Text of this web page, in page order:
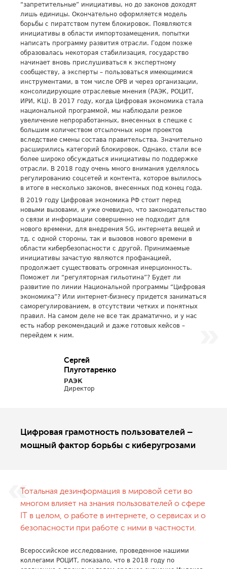
“запретительные” инициативы, но до законов доходят
лишь единицы. Окончательно оформляется модель
борьбы с пиратством путем блокировок. Появляются
инициативы в области импортозамещения, попытки
написать программу развития отрасли. Годом позже
образовалась некоторая стабилизация, государство
начинает вновь прислушиваться к экспертному
сообществу, а эксперты – пользоваться имеющимися
инструментами, в том числе ОРВ и через организации,
консолидирующие отраслевые мнения (РАЭК, РОЦИТ,
ИРИ, КЦ). В 2017 году, когда Цифровая экономика стала
национальной программой, мы наблюдали резкое
увеличение непроработанных, внесенных в спешке с
большим количеством отсылочных норм проектов
вследствие смены состава правительства. Значительно
расширились категорий блокировок. Однако, стали все
более широко обсуждаться инициативы по поддержке
отрасли. В 2018 году очень много внимания уделялось
регулированию соцсетей и контента, которое вылилось
в итоге в несколько законов, внесенных под конец года.
В 2019 году Цифровая экономика РФ стоит перед
новыми вызовами, и уже очевидно, что законодательство
о связи и информации совершенно не подходит для
нового времени, для внедрения 5G, интернета вещей и
тд. с одной стороны, так и вызовов нового времени в
области кибербезопасности с другой. Принимаемые
инициативы зачастую являются профанацией,
продолжает существовать огромная инерционность.
Поможет ли “регуляторная гильотина”? Будет ли
развитие по линии Национальной программы “Цифровая
экономика”? Или интернет-бизнесу придется заниматься
саморегулированием, в отсутствии четких и понятных
правил. На самом деле не все так драматично, и у нас
есть набор рекомендаций и даже готовых кейсов –
перейдем к ним.
Сергей
Плуготаренко
РАЭК
Директор
Цифровая грамотность пользователей –
мощный фактор борьбы с киберугрозами
Тотальная дезинформация в мировой сети во
многом влияет на знания пользователей о сфере
IT в целом, о работе в интернете, о сервисах и о
безопасности при работе с ними в частности.
Всероссийское исследование, проведенное нашими
коллегами РОЦИТ, показало, что в 2018 году по